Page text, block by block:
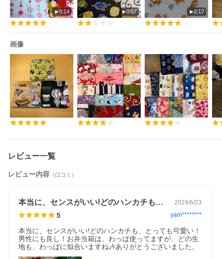
0:14 0:07 0:17
画像
レビュー一覧
レビュー内容 （口コミ）
本当に、センスがいい!どのハンカチも、… 2024/6/23
5 yam********
本当に、センスがいい!どのハンカチも、とっても可愛い！
男性にも良し！お弁当箱は、わっぱ使ってますが、どの生
地も、わっぱに似合いますね🎶ありがとうございました。